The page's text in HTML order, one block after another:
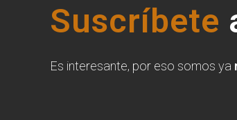
Suscríbete
Es interesante, por eso somos ya